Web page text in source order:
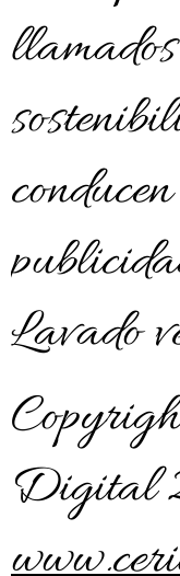
Lavado
Digital